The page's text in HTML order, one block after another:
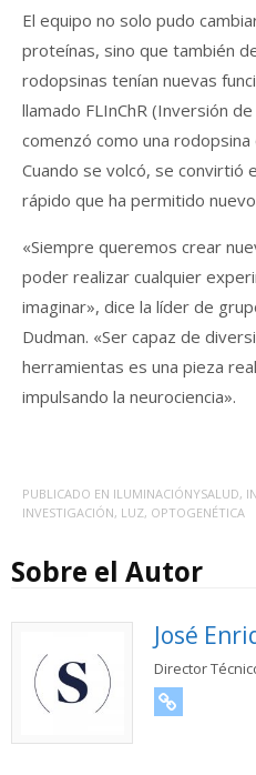
El equipo no solo pudo
proteínas, sino que también
rodopsinas tenían nuevas
llamado FLInChR (Inversión
comenzó como una
Cuando se volcó, se convirtió
rápido que ha permitido
«Siempre queremos crear
poder realizar cualquier
imaginar», dice la líder de
Dudman. «Ser capaz de
herramientas es una pieza
impulsando la neurociencia».
PUBLICADO EN ILUMINACIÓNYSALUD,
INVESTIGACIÓN, LUZ, OPTOGENÉTICA
Sobre el Autor
José
Director